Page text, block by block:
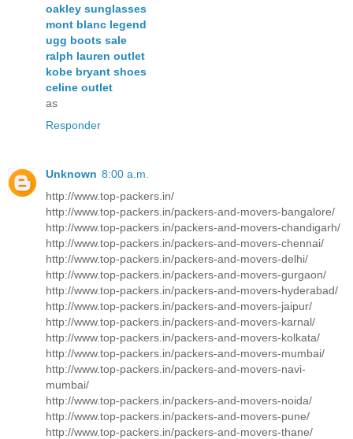
oakley sunglasses
mont blanc legend
ugg boots sale
ralph lauren outlet
kobe bryant shoes
celine outlet
as
Responder
Unknown 8:00 a.m.
http://www.top-packers.in/
http://www.top-packers.in/packers-and-movers-bangalore/
http://www.top-packers.in/packers-and-movers-chandigarh/
http://www.top-packers.in/packers-and-movers-chennai/
http://www.top-packers.in/packers-and-movers-delhi/
http://www.top-packers.in/packers-and-movers-gurgaon/
http://www.top-packers.in/packers-and-movers-hyderabad/
http://www.top-packers.in/packers-and-movers-jaipur/
http://www.top-packers.in/packers-and-movers-karnal/
http://www.top-packers.in/packers-and-movers-kolkata/
http://www.top-packers.in/packers-and-movers-mumbai/
http://www.top-packers.in/packers-and-movers-navi-
mumbai/
http://www.top-packers.in/packers-and-movers-noida/
http://www.top-packers.in/packers-and-movers-pune/
http://www.top-packers.in/packers-and-movers-thane/